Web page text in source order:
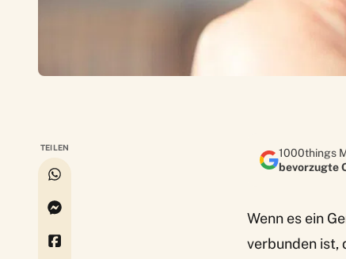
TEILEN
1000things
bevorzugte
Wenn es ein
verbunden ist,